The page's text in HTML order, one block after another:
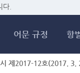
.
어문 규정 항
제2017-12호(2017. 3.